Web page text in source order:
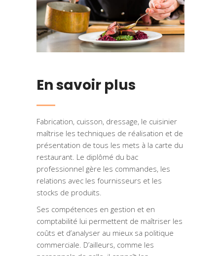
En savoir plus
Fabrication, cuisson, dressage, le cuisinier
maîtrise les techniques de réalisation et de
présentation de tous les mets à la carte du
restaurant. Le diplômé du bac
professionnel gère les commandes, les
relations avec les fournisseurs et les
stocks de produits.
Ses compétences en gestion et en
comptabilité lui permettent de maîtriser les
coûts et d’analyser au mieux sa politique
commerciale. D’ailleurs, comme les